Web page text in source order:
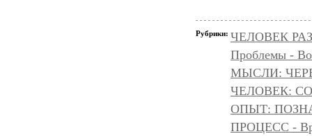
Рубрики: ЧЕЛОВЕК
Проблемы -
МЫСЛИ:
ЧЕЛОВЕК:
ОПЫТ:
ПРОЦЕСС -